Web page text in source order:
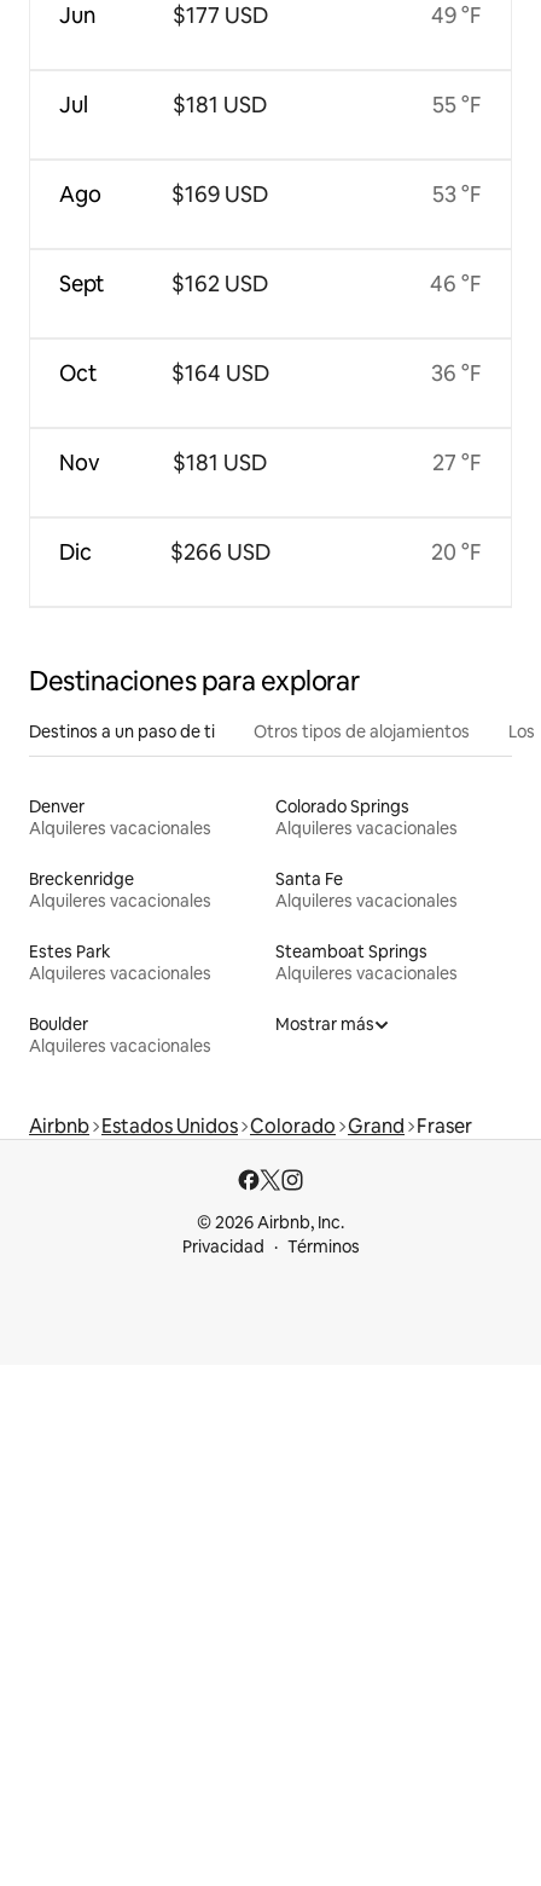
Jun
Jul
Ago
Sept
Oct
Nov
Dic
$177 USD
$181 USD
$169 USD
$162 USD
$164 USD
$181 USD
$266 USD
49 °F
55 °F
53 °F
46 °F
36 °F
27 °F
20 °F
Destinaciones para explorar
Destinos a un paso de ti Otros tipos de alojamientos
Denver
Alquileres vacacionales
Colorado Springs
Alquileres vacacionales
Breckenridge
Alquileres vacacionales
Santa Fe
Alquileres vacacionales
Estes Park
Alquileres vacacionales
Steamboat Springs
Alquileres vacacionales
Boulder
Alquileres vacacionales
Mostrar más
Airbnb Estados Unidos Colorado Grand Fraser
© 2026 Airbnb, Inc.
Privacidad
Términos